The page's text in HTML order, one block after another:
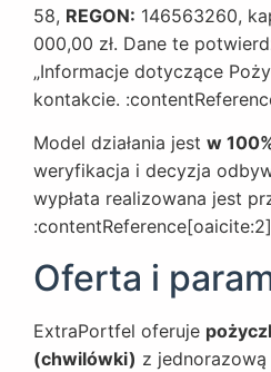
58, REGON: 146563260,
000,00 zł. Dane te
„Informacje dotyczące
kontakcie.
Model działania jest w
weryfikacja i decyzja
wypłata realizowana jest
Oferta i
ExtraPortfel oferuje
(chwilówki) z jednorazową